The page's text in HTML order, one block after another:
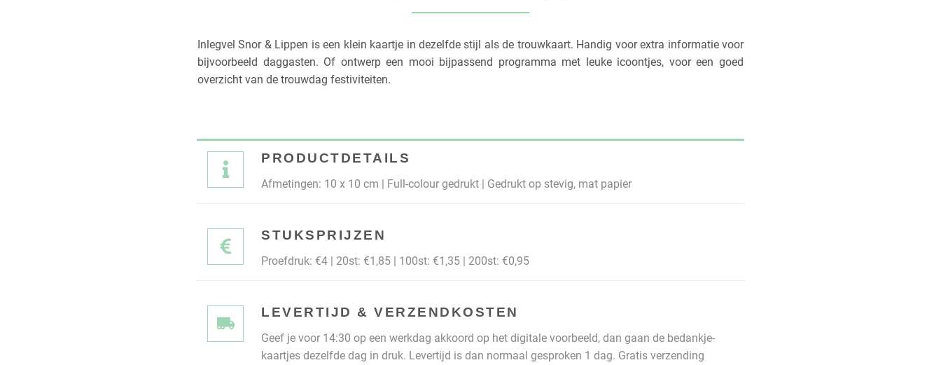
Inlegvel Snor & Lippen is een klein kaartje in dezelfde stijl als de trouwkaart. Handig voor extra informatie voor
bijvoorbeeld daggasten. Of ontwerp een mooi bijpassend programma met leuke icoontjes, voor een goed
overzicht van de trouwdag festiviteiten.
PRODUCTDETAILS
Afmetingen: 10 x 10 cm | Full-colour gedrukt | Gedrukt op stevig, mat papier
STUKSPRIJZEN
Proefdruk: €4 | 20st: €1,85 | 100st: €1,35 | 200st: €0,95
LEVERTIJD & VERZENDKOSTEN
Geef je voor 14:30 op een werkdag akkoord op het digitale voorbeeld, dan gaan de bedankje-
kaartjes dezelfde dag in druk. Levertijd is dan normaal gesproken 1 dag. Gratis verzending